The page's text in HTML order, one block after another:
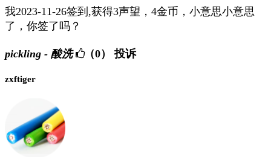
我2023-11-26签到,获得3声望，4金币，小意思小意思
了，你签了吗？
pickling - 酸洗 （0） 投诉
zxftiger